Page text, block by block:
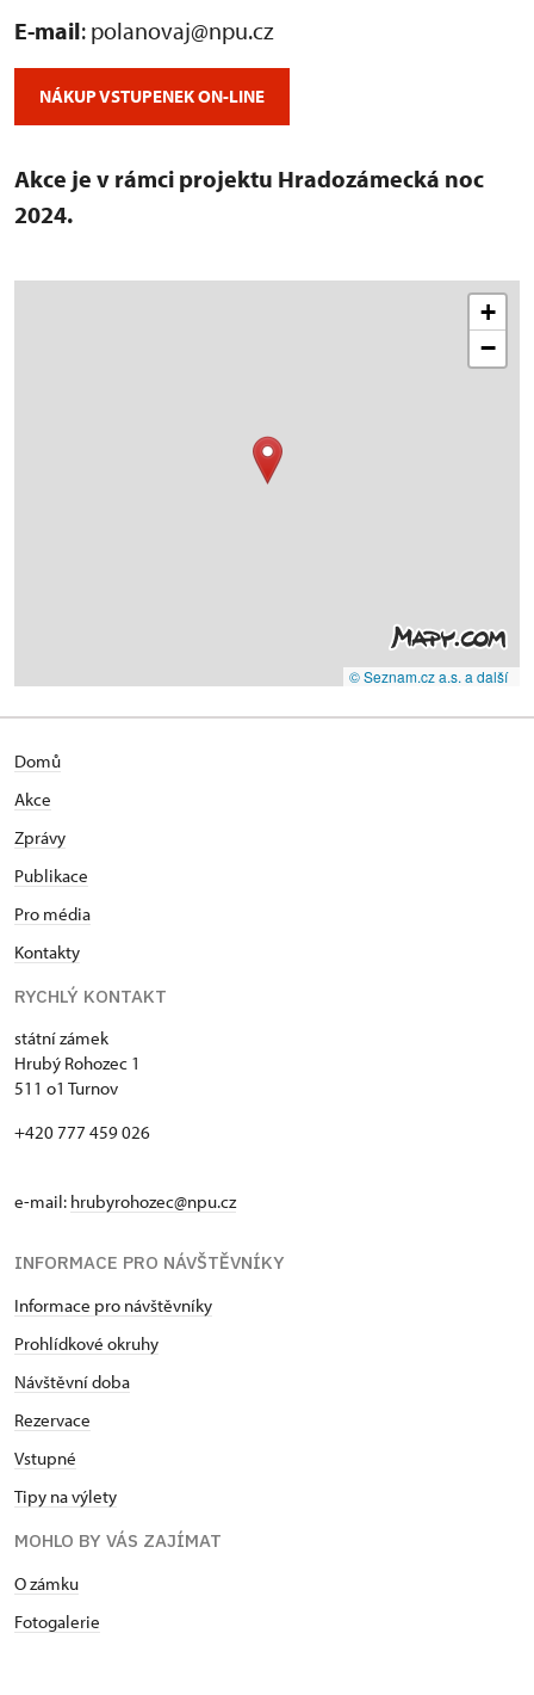
E-mail: polanovaj@npu.cz
NÁKUP VSTUPENEK ON-LINE
Akce je v rámci projektu Hradozámecká noc
2024.
+
−
© Seznam.cz a.s. a další
Domů
Akce
Zprávy
Publikace
Pro média
Kontakty
RYCHLÝ KONTAKT
státní zámek
Hrubý Rohozec 1
511 o1 Turnov
+420 777 459 026
e-mail: hrubyrohozec@npu.cz
INFORMACE PRO NÁVŠTĚVNÍKY
Informace pro návštěvníky
Prohlídkové okruhy
Návštěvní doba
Rezervace
Vstupné
Tipy na výlety
MOHLO BY VÁS ZAJÍMAT
O zámku
Fotogalerie